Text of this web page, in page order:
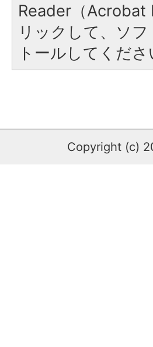
Reader（Acrobat
リックして、ソ
トールしてくださ
Copyright (c)